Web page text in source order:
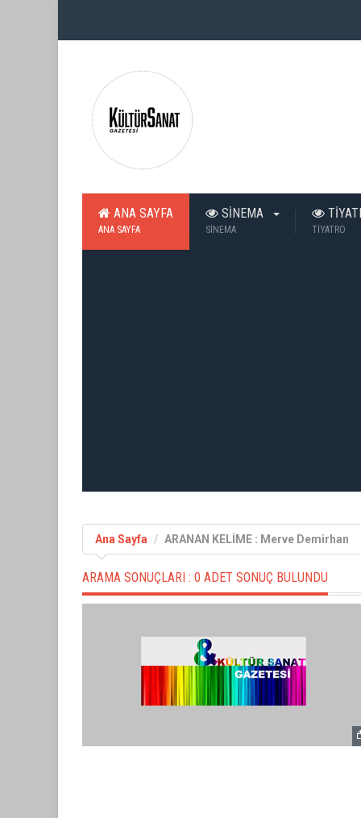
ANA SAYFA
ANA SAYFA
SİNEMA
SİNEMA TİYATRO
Ana Sayfa ARANAN KELİME : Merve Demirhan
ARAMA SONUÇLARI : 0 ADET SONUÇ BULUNDU